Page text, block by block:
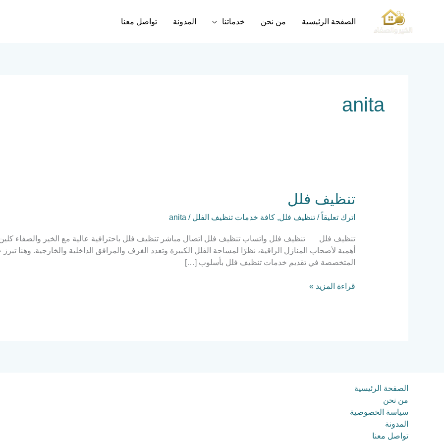
الصفحة الرئيسية من نحن خدماتنا المدونة تواصل معنا
anita
تنظيف فلل
اترك تعليقاً / تنظيف فلل, كافة خدمات تنظيف الفلل /
anita
تنظيف فلل تنظيف فلل واتساب تنظيف فلل اتصال مباشر تنظيف فلل باحترافية عالية مع الخير والصفاء
أهمية لأصحاب المنازل الراقية، نظرًا لمساحة الفلل الكبيرة وتعدد الغرف والمرافق الداخلية والخارجية. وهنا
المتخصصة في تقديم خدمات تنظيف فلل بأسلوب […]
تنظيف
فلل
قراءة المزيد »
الصفحة الرئيسية
من نحن
سياسة الخصوصية
المدونة
تواصل معنا